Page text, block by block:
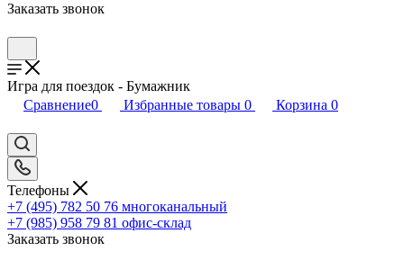
Заказать звонок
Игра для поездок - Бумажник
Сравнение0 Избранные товары 0 Корзина 0
Телефоны
+7 (495) 782 50 76 многоканальный
+7 (985) 958 79 81 офис-склад
Заказать звонок